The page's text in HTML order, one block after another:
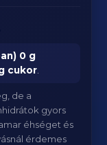
0 g
cukor
de a
gyors
éhséget és
érdemes